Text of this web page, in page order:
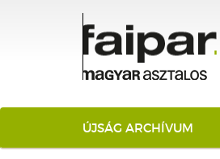
ÚJSÁG ARCHÍVUM